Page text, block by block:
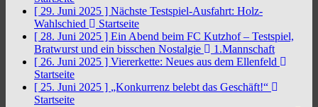
[ 29. Juni 2025 ] Nächste Testspiel-Ausfahrt: Holz-
Wahlschied
Startseite
[ 28. Juni 2025 ] Ein Abend beim FC Kutzhof – Testspiel,
Bratwurst und ein bisschen Nostalgie
1.Mannschaft
[ 26. Juni 2025 ] Viererkette: Neues aus dem Ellenfeld
Startseite
[ 25. Juni 2025 ] „Konkurrenz belebt das Geschäft!“
Startseite